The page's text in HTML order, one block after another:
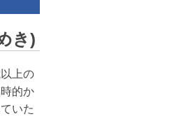
き)
上の
的か
いた